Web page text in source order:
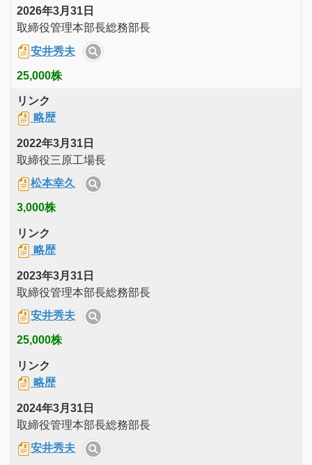
2026年3月31日
取締役管理本部長総務部長
安井秀夫
25,000株
リンク
略歴
2022年3月31日
取締役三原工場長
松本幸久
3,000株
リンク
略歴
2023年3月31日
取締役管理本部長総務部長
安井秀夫
25,000株
リンク
略歴
2024年3月31日
取締役管理本部長総務部長
安井秀夫